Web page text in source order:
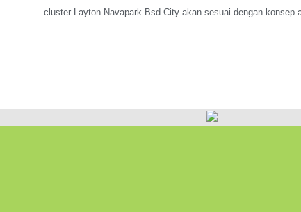
cluster Layton Navapark Bsd City akan sesuai dengan konsep